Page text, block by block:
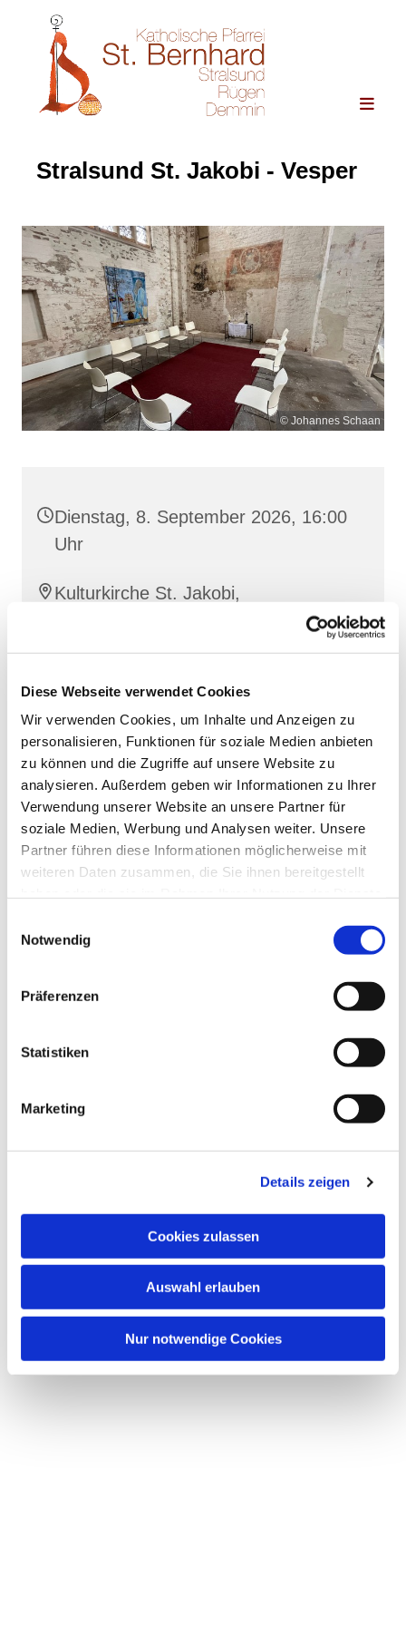
Diese Webseite verwendet Cookies
Wir verwenden Cookies, um Inhalte und Anzeigen zu
personalisieren, Funktionen für soziale Medien anbieten
zu können und die Zugriffe auf unsere Website zu
analysieren. Außerdem geben wir Informationen zu Ihrer
Verwendung unserer Website an unsere Partner für
soziale Medien, Werbung und Analysen weiter. Unsere
Partner führen diese Informationen möglicherweise mit
weiteren Daten zusammen, die Sie ihnen bereitgestellt
Notwendig
Präferenzen
Statistiken
Marketing
Details zeigen
Cookies zulassen
Auswahl erlauben
Nur notwendige Cookies
Stralsund St. Jakobi - Vesper
© Johannes Schaan
Dienstag, 8. September 2026, 16:00
Uhr
Kulturkirche St. Jakobi,